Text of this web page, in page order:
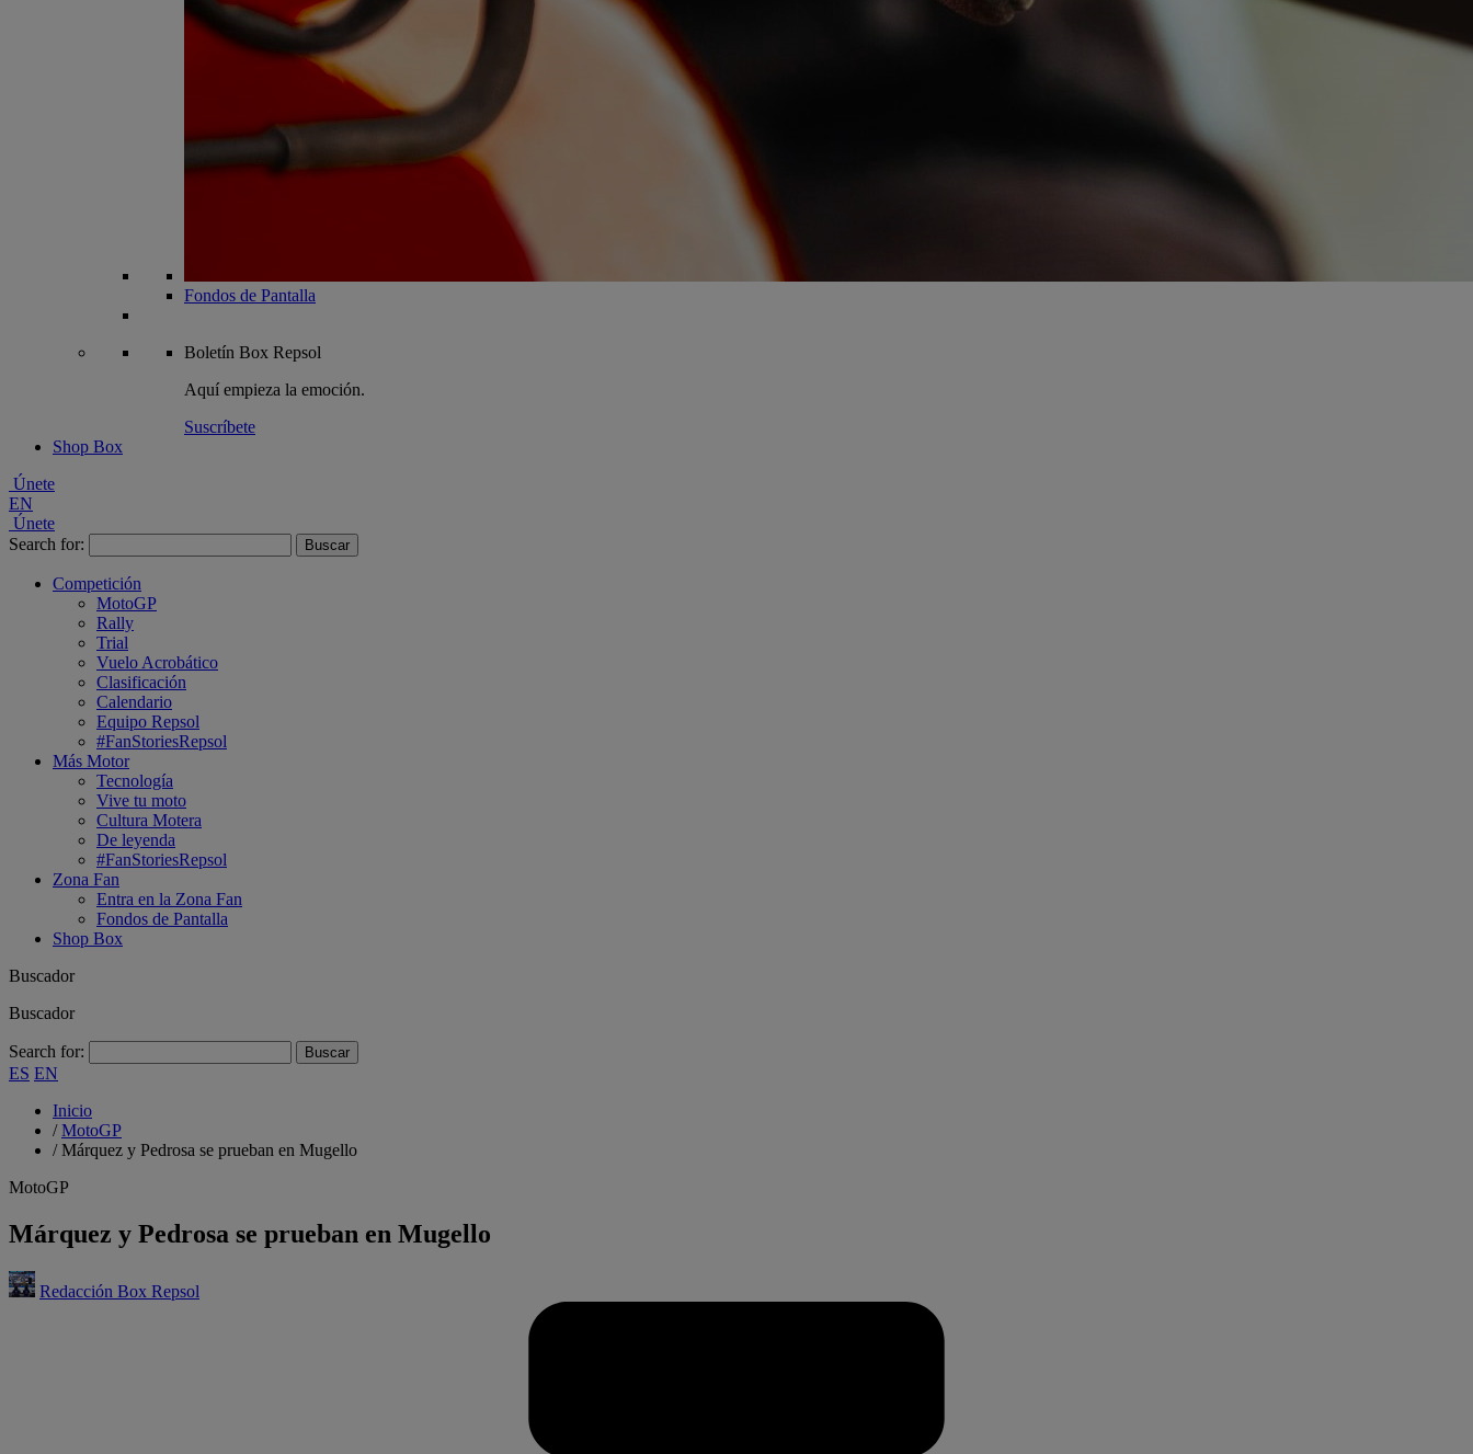
Fondos de Pantalla
Boletín Box Repsol
Aquí empieza la emoción.
Suscríbete
Shop Box
Únete
EN
Únete
Search for:
Competición
MotoGP
Rally
Trial
Vuelo Acrobático
Clasificación
Calendario
Equipo Repsol
#FanStoriesRepsol
Más Motor
Tecnología
Vive tu moto
Cultura Motera
De leyenda
#FanStoriesRepsol
Zona Fan
Entra en la Zona Fan
Fondos de Pantalla
Shop Box
Buscador
Buscador
Search for:
ES EN
Inicio
/MotoGP
/Márquez y Pedrosa se prueban en Mugello
MotoGP
Márquez y Pedrosa se prueban en Mugello
Redacción Box Repsol